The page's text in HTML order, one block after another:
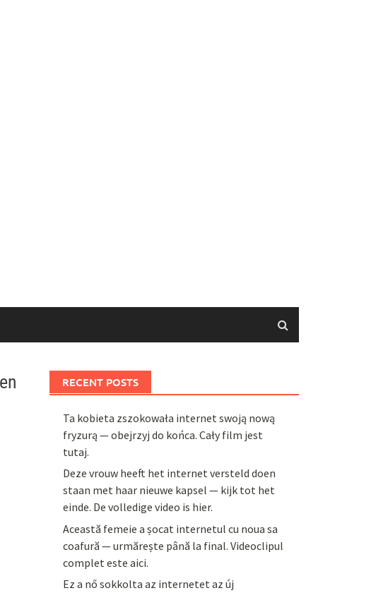
RECENT POSTS
Ta kobieta zszokowała internet swoją nową
fryzurą — obejrzyj do końca. Cały film jest
tutaj.
Deze vrouw heeft het internet versteld doen
staan met haar nieuwe kapsel — kijk tot het
einde. De volledige video is hier.
Această femeie a șocat internetul cu noua sa
coafură — urmărește până la final. Videoclipul
complet este aici.
Ez a nő sokkolta az internetet az új